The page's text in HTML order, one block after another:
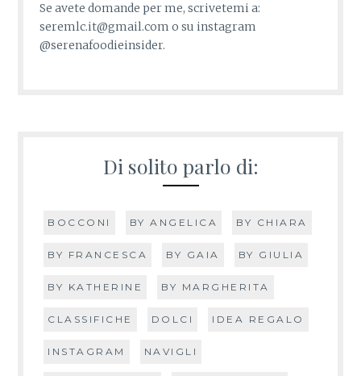
Se avete domande per me, scrivetemi a:
seremlc.it@gmail.com o su instagram
@serenafoodieinsider.
Di solito parlo di:
BOCCONI BY ANGELICA BY CHIARA
BY FRANCESCA BY GAIA BY GIULIA
BY KATHERINE BY MARGHERITA
CLASSIFICHE DOLCI IDEA REGALO
INSTAGRAM NAVIGLI